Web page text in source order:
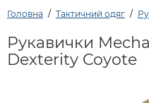
Головна Тактичний одяг
Рукавички
Dexterity Coyote